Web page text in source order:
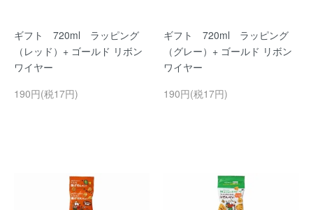
ギフト 720ml ラッピング
（レッド）+ ゴールド リボン
ワイヤー
190円(税17円)
ギフト 720ml ラッピング
（グレー）+ ゴールド リボン
ワイヤー
190円(税17円)